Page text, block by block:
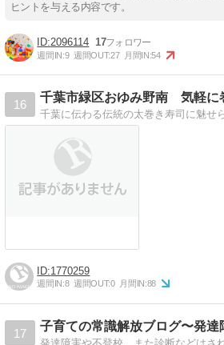
ヒントを与える内容です。
2096114 17
週間IN:9 週間OUT:27 月間IN:54
16
1770259
週間IN:8 週間OUT:0 月間IN:88
17